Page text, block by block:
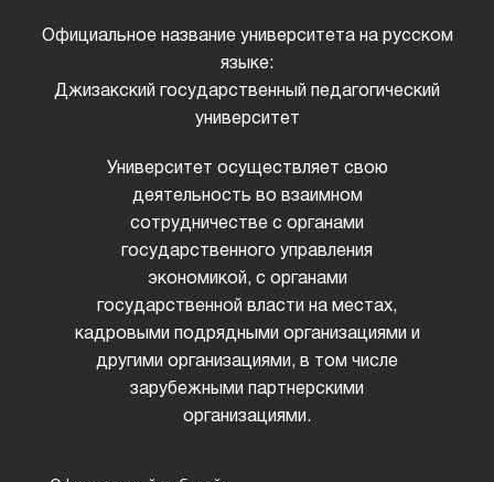
Официальное название университета на русском
языке:
Джизакский государственный педагогический
университет
Университет осуществляет свою
деятельность во взаимном
сотрудничестве с органами
государственного управления
экономикой, с органами
государственной власти на местах,
кадровыми подрядными организациями и
другими организациями, в том числе
зарубежными партнерскими
организациями.